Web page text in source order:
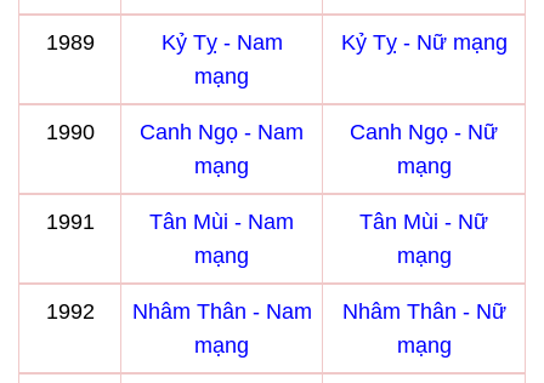
1989
Kỷ Tỵ - Nam
mạng
Kỷ Tỵ - Nữ mạng
1990
Canh Ngọ - Nam
mạng
Canh Ngọ - Nữ
mạng
1991
Tân Mùi - Nam
mạng
Tân Mùi - Nữ
mạng
1992
Nhâm Thân - Nam
mạng
Nhâm Thân - Nữ
mạng